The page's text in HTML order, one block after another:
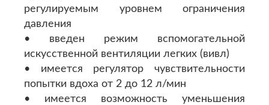
регулируемым уровнем ограничения
давления
• введен режим вспомогательной
искусственной вентиляции легких (вивл)
• имеется регулятор чувствительности
попытки вдоха от 2 до 12 л/мин
• имеется возможность уменьшения